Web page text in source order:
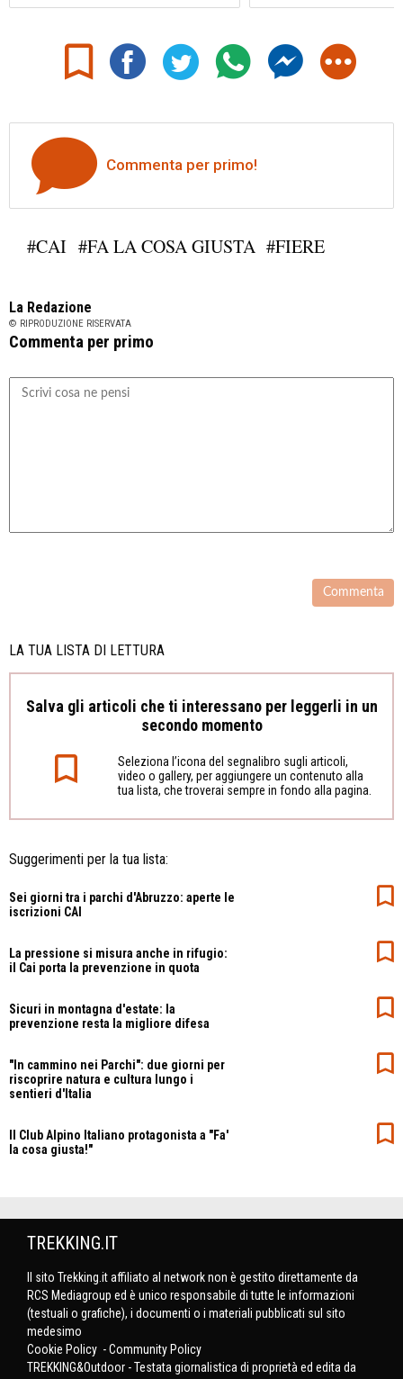
Commenta per primo!
#CAI #FA LA COSA GIUSTA #FIERE
La Redazione
© RIPRODUZIONE RISERVATA
Commenta per primo
LA TUA LISTA DI LETTURA
Salva gli articoli che ti interessano per leggerli in un
secondo momento
Seleziona l’icona del segnalibro sugli articoli,
video o gallery, per aggiungere un contenuto alla
tua lista, che troverai sempre in fondo alla pagina.
Suggerimenti per la tua lista:
Sei giorni tra i parchi d'Abruzzo: aperte le
iscrizioni CAI
La pressione si misura anche in rifugio:
il Cai porta la prevenzione in quota
Sicuri in montagna d'estate: la
prevenzione resta la migliore difesa
"In cammino nei Parchi": due giorni per
riscoprire natura e cultura lungo i
sentieri d'Italia
Il Club Alpino Italiano protagonista a "Fa'
la cosa giusta!"
TREKKING.IT
Il sito Trekking.it affiliato al network non è gestito direttamente da
RCS Mediagroup ed è unico responsabile di tutte le informazioni
(testuali o grafiche), i documenti o i materiali pubblicati sul sito
medesimo
Cookie Policy -Community Policy
TREKKING&Outdoor - Testata giornalistica di proprietà ed edita da